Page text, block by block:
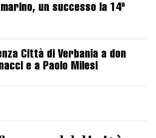
un successo la 14ª
Città di Verbania a don
e a Paolo Milesi